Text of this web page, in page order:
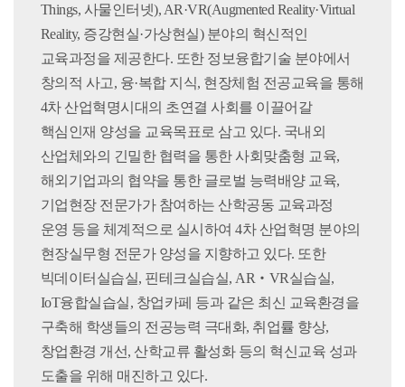
Things, 사물인터넷), AR·VR(Augmented Reality·Virtual
Reality, 증강현실·가상현실) 분야의 혁신적인
교육과정을 제공한다. 또한 정보융합기술 분야에서
창의적 사고, 융·복합 지식, 현장체험 전공교육을 통해
4차 산업혁명시대의 초연결 사회를 이끌어갈
핵심인재 양성을 교육목표로 삼고 있다. 국내외
산업체와의 긴밀한 협력을 통한 사회맞춤형 교육,
해외기업과의 협약을 통한 글로벌 능력배양 교육,
기업현장 전문가가 참여하는 산학공동 교육과정
운영 등을 체계적으로 실시하여 4차 산업혁명 분야의
현장실무형 전문가 양성을 지향하고 있다. 또한
빅데이터실습실, 핀테크실습실, AR‧VR실습실,
IoT융합실습실, 창업카페 등과 같은 최신 교육환경을
구축해 학생들의 전공능력 극대화, 취업률 향상,
창업환경 개선, 산학교류 활성화 등의 혁신교육 성과
도출을 위해 매진하고 있다.